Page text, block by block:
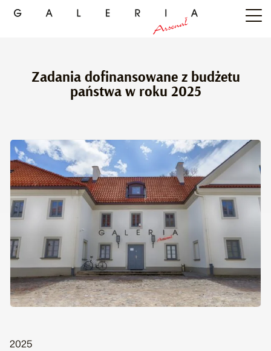
Zadania dofinansowane z budżetu
państwa w roku 2025
2025